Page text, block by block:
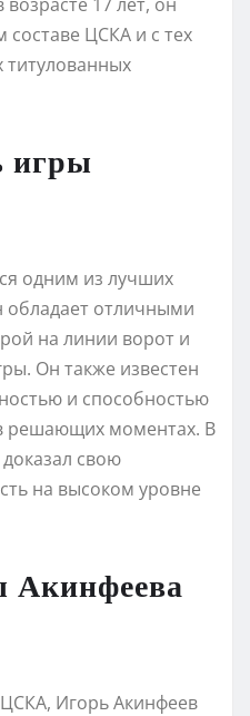
ЦСКА и с тех
титулованных
игры
одним из лучших
обладает отличными
на линии ворот и
Он также известен
и способностью
решающих моментах. В
свою
на высоком уровне
Игорь Акинфеев